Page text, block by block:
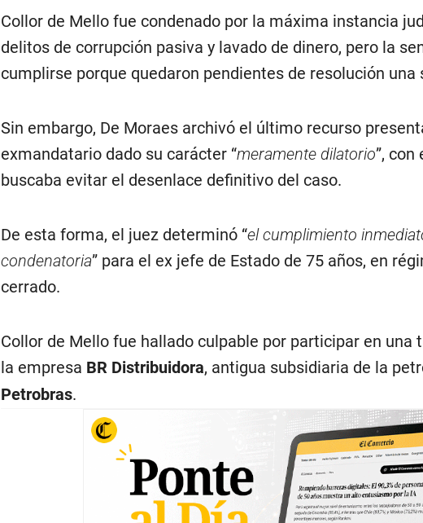
Collor de Mello fue condenado por la máxima instancia
delitos de corrupción pasiva y lavado de dinero, pero la
cumplirse porque quedaron pendientes de resolución una
Sin embargo, De Moraes archivó el último recurso
exmandatario dado su carácter “meramente dilatorio”, con
buscaba evitar el desenlace definitivo del caso.
De esta forma, el juez determinó “el cumplimiento
condenatoria” para el ex jefe de Estado de 75 años, en
cerrado.
Collor de Mello fue hallado culpable por participar en una
la empresa BR Distribuidora, antigua subsidiaria de la
Petrobras.